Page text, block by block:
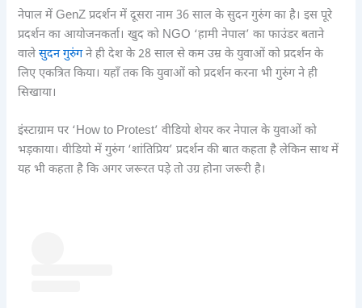
नेपाल में GenZ प्रदर्शन में दूसरा नाम 36 साल के सुदन गुरुंग का है। इस पूरे
प्रदर्शन का आयोजनकर्ता। खुद को NGO ‘हामी नेपाल’ का फाउंडर बताने
वालेसुदन गुरुंगने ही देश के 28 साल से कम उम्र के युवाओं को प्रदर्शन के
लिए एकत्रित किया। यहाँ तक कि युवाओं को प्रदर्शन करना भी गुरुंग ने ही
सिखाया।
इंस्टाग्राम पर ‘How to Protest’ वीडियो शेयर कर नेपाल के युवाओं को
भड़काया। वीडियो में गुरुंग ‘शांतिप्रिय’ प्रदर्शन की बात कहता है लेकिन साथ में
यह भी कहता है कि अगर जरूरत पड़े तो उग्र होना जरूरी है।